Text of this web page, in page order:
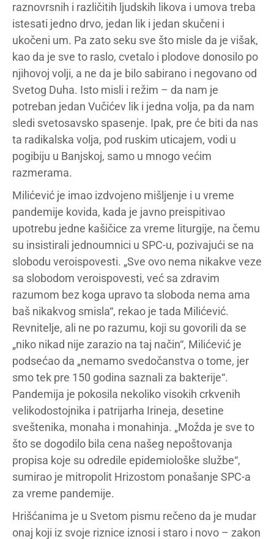
raznovrsnih i različitih ljudskih likova i umova treba
istesati jedno drvo, jedan lik i jedan skučeni i
ukočeni um. Pa zato seku sve što misle da je višak,
kao da je sve to raslo, cvetalo i plodove donosilo po
njihovoj volji, a ne da je bilo sabirano i negovano od
Svetog Duha. Isto misli i režim – da nam je
potreban jedan Vučićev lik i jedna volja, pa da nam
sledi svetosavsko spasenje. Ipak, pre će biti da nas
ta radikalska volja, pod ruskim uticajem, vodi u
pogibiju u Banjskoj, samo u mnogo većim
razmerama.
Milićević je imao izdvojeno mišljenje i u vreme
pandemije kovida, kada je javno preispitivao
upotrebu jedne kašičice za vreme liturgije, na čemu
su insistirali jednoumnici u SPC-u, pozivajući se na
slobodu veroispovesti. „Sve ovo nema nikakve veze
sa slobodom veroispovesti, već sa zdravim
razumom bez koga upravo ta sloboda nema ama
baš nikakvog smisla“, rekao je tada Milićević.
Revnitelje, ali ne po razumu, koji su govorili da se
„niko nikad nije zarazio na taj način“, Milićević je
podsećao da „nemamo svedočanstva o tome, jer
smo tek pre 150 godina saznali za bakterije“.
Pandemija je pokosila nekoliko visokih crkvenih
velikodostojnika i patrijarha Irineja, desetine
sveštenika, monaha i monahinja. „Možda je sve to
što se dogodilo bila cena našeg nepoštovanja
propisa koje su odredile epidemiološke službe“,
sumirao je mitropolit Hrizostom ponašanje SPC-a
za vreme pandemije.
Hrišćanima je u Svetom pismu rečeno da je mudar
onaj koji iz svoje riznice iznosi i staro i novo – zakon